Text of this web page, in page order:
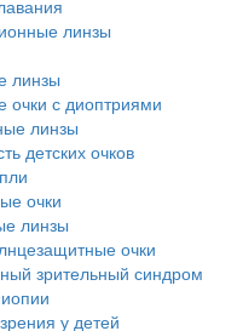
линзы
линзы
очки с диоптриями
линзы
детских очков
очки
линзы
очки
зрительный синдром
у детей